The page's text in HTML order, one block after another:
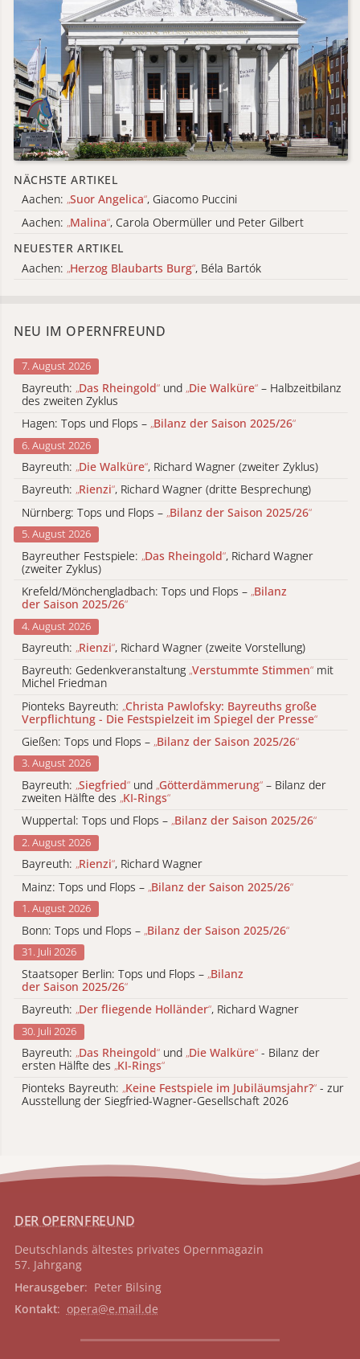
NÄCHSTE ARTIKEL
Aachen: „Suor Angelica“, Giacomo Puccini
Aachen: „Malina“, Carola Obermüller und Peter Gilbert
NEUESTER ARTIKEL
Aachen: „Herzog Blaubarts Burg“, Béla Bartók
NEU IM OPERNFREUND
7. August 2026
Bayreuth: „Das Rheingold“ und „Die Walküre“ – Halbzeitbilanz
des zweiten Zyklus
Hagen: Tops und Flops – „Bilanz der Saison 2025/26“
6. August 2026
Bayreuth: „Die Walküre“, Richard Wagner (zweiter Zyklus)
Bayreuth: „Rienzi“, Richard Wagner (dritte Besprechung)
Nürnberg: Tops und Flops – „Bilanz der Saison 2025/26“
5. August 2026
Bayreuther Festspiele: „Das Rheingold“, Richard Wagner
(zweiter Zyklus)
Krefeld/Mönchengladbach: Tops und Flops – „Bilanz
der Saison 2025/26“
4. August 2026
Bayreuth: „Rienzi“, Richard Wagner (zweite Vorstellung)
Bayreuth: Gedenkveranstaltung „Verstummte Stimmen“ mit
Michel Friedman
Pionteks Bayreuth: „Christa Pawlofsky: Bayreuths große
Verpflichtung - Die Festspielzeit im Spiegel der Presse“
Gießen: Tops und Flops – „Bilanz der Saison 2025/26“
3. August 2026
Bayreuth: „Siegfried“ und „Götterdämmerung“ – Bilanz der
zweiten Hälfte des „KI-Rings“
Wuppertal: Tops und Flops – „Bilanz der Saison 2025/26“
2. August 2026
Bayreuth: „Rienzi“, Richard Wagner
Mainz: Tops und Flops – „Bilanz der Saison 2025/26“
1. August 2026
Bonn: Tops und Flops – „Bilanz der Saison 2025/26“
31. Juli 2026
Staatsoper Berlin: Tops und Flops – „Bilanz
der Saison 2025/26“
Bayreuth: „Der fliegende Holländer“, Richard Wagner
30. Juli 2026
Bayreuth: „Das Rheingold“ und „Die Walküre“ - Bilanz der
ersten Hälfte des „KI-Rings“
Pionteks Bayreuth: „Keine Festspiele im Jubiläumsjahr?“ - zur
Ausstellung der Siegfried-Wagner-Gesellschaft 2026
DER OPERNFREUND
Deutschlands ältestes privates Opernmagazin
57. Jahrgang
Herausgeber: Peter Bilsing
Kontakt: opera@e.mail.de